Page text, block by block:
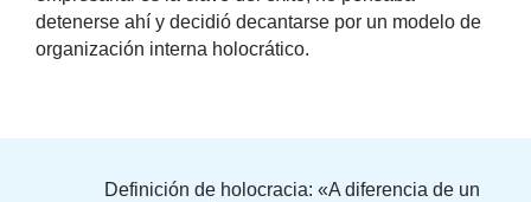
detenerse ahí y decidió decantarse por un modelo de
organización interna holocrático.
Definición de holocracia: «A diferencia de un